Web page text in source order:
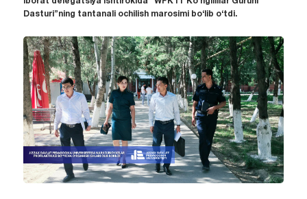
Dasturi”ning tantanali ochilish marosimi bo‘lib o‘tdi.